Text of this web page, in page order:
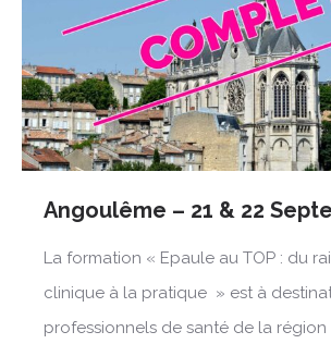
Angoulême – 21 & 22
La formation « Epaule au TOP : du
clinique à la pratique » est à
professionnels de santé de la région